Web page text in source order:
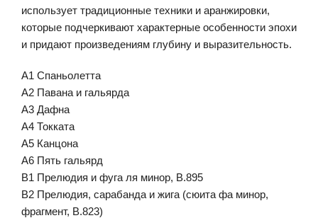
использует традиционные техники и аранжировки,
которые подчеркивают характерные особенности эпохи
и придают произведениям глубину и выразительность.
A1 Спаньолетта
A2 Павана и гальярда
A3 Дафна
A4 Токката
A5 Канцона
A6 Пять гальярд
B1 Прелюдия и фуга ля минор, В.895
B2 Прелюдия, сарабанда и жига (сюита фа минор,
фрагмент, В.823)